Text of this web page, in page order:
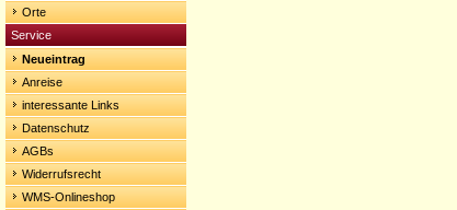
Orte
Service
Neueintrag
Anreise
interessante Links
Datenschutz
AGBs
Widerrufsrecht
WMS-Onlineshop